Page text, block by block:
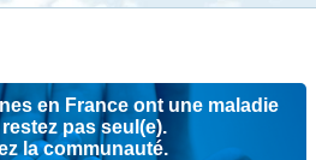
en France ont une maladie
pas seul(e).
la communauté.